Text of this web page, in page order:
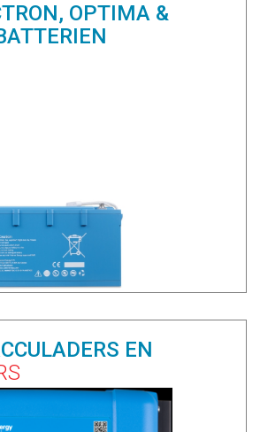
OPTIMA &
EN